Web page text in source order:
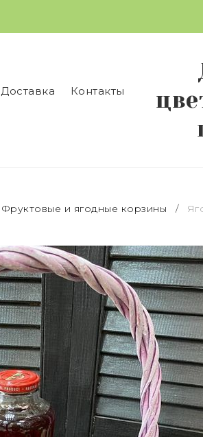
Доставка
Контакты
Фруктовые и ягодные корзины /